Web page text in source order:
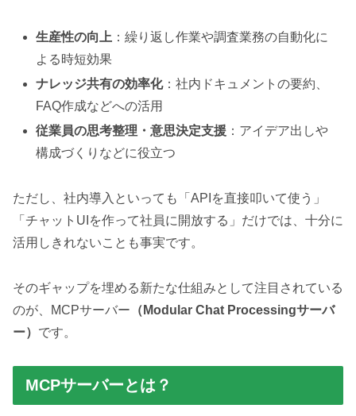
生産性の向上 ：繰り返し作業や調査業務の自動化に
よる時短効果
ナレッジ共有の効率化：社内ドキュメントの要約、
FAQ作成などへの活用
従業員の思考整理・意思決定支援 ：アイデア出しや
構成づくりなどに役立つ
ただし、社内導入といっても「APIを直接叩いて使う」
「チャットUIを作って社員に開放する」だけでは、十分に
活用しきれないことも事実です。
そのギャップを埋める新たな仕組みとして注目されている
のが、MCPサーバー （Modular Chat Processingサーバ
ー） です。
MCPサーバーとは？